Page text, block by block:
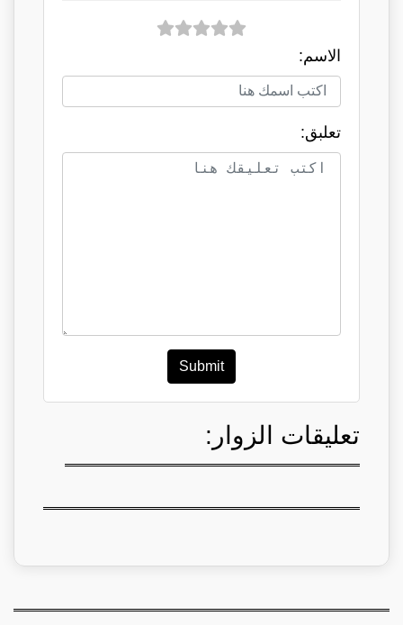
الاسم:
تعلبق:
Submit
تعليقات الزوار: